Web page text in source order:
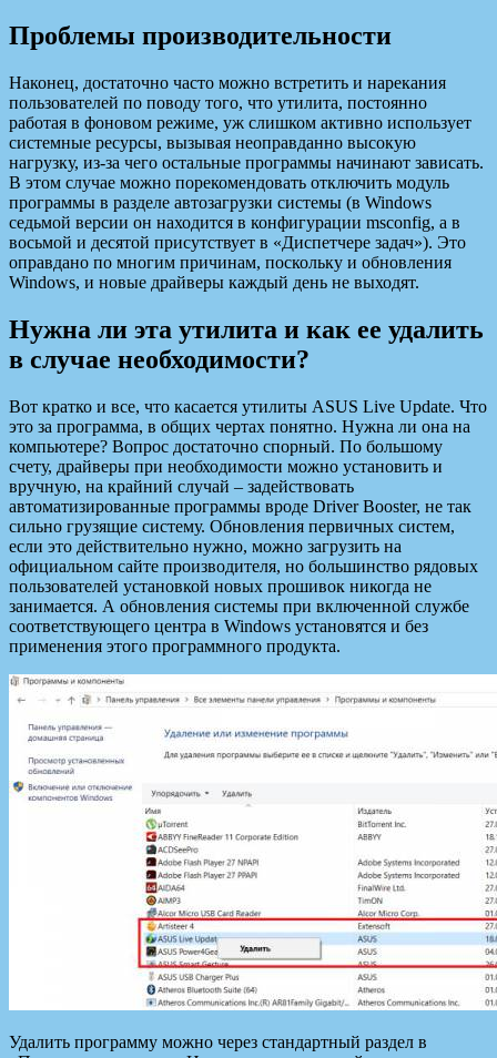
Проблемы производительности
Наконец, достаточно часто можно встретить и нарекания
пользователей по поводу того, что утилита, постоянно
работая в фоновом режиме, уж слишком активно использует
системные ресурсы, вызывая неоправданно высокую
нагрузку, из-за чего остальные программы начинают зависать.
В этом случае можно порекомендовать отключить модуль
программы в разделе автозагрузки системы (в Windows
седьмой версии он находится в конфигурации msconfig, а в
восьмой и десятой присутствует в «Диспетчере задач»). Это
оправдано по многим причинам, поскольку и обновления
Windows, и новые драйверы каждый день не выходят.
Нужна ли эта утилита и как ее удалить
в случае необходимости?
Вот кратко и все, что касается утилиты ASUS Live Update. Что
это за программа, в общих чертах понятно. Нужна ли она на
компьютере? Вопрос достаточно спорный. По большому
счету, драйверы при необходимости можно установить и
вручную, на крайний случай – задействовать
автоматизированные программы вроде Driver Booster, не так
сильно грузящие систему. Обновления первичных систем,
если это действительно нужно, можно загрузить на
официальном сайте производителя, но большинство рядовых
пользователей установкой новых прошивок никогда не
занимается. А обновления системы при включенной службе
соответствующего центра в Windows установятся и без
применения этого программного продукта.
Удалить программу можно через стандартный раздел в